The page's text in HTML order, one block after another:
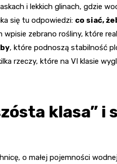
i lekkich glinach, gdzie
się tu odpowiedzi: co siać,
zebrano rośliny, które
, które podnoszą stabilność
rzeczy, które na VI klasie
klasa” i
o małej pojemności